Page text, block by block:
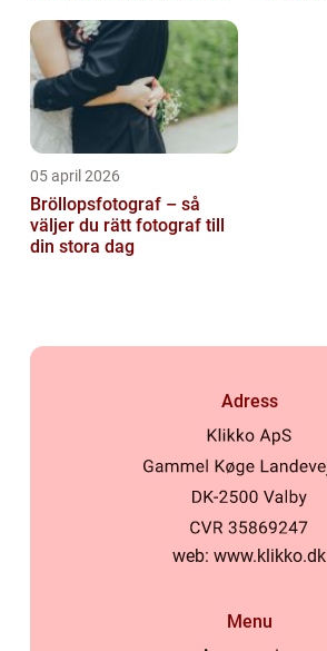
05 april 2026
Bröllopsfotograf – så
väljer du rätt fotograf till
din stora dag
Adress
web: www.klikko.dk
Menu